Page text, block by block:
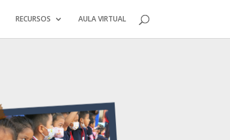
RECURSOS AULA VIRTUAL